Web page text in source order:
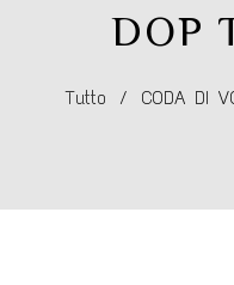
DOP
Tutto / CODA DI